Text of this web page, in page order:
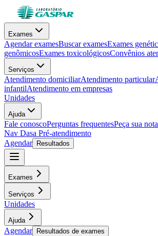
Exames
Agendar examesBuscar examesExames
genômicosExames toxicológicosConvênios
Serviços
Atendimento domiciliarAtendimento particular
infantilAtendimento em empresas
Unidades
Ajuda
Fale conoscoPerguntas frequentesPeça sua
Nav Dasa Pré-atendimento
Agendar
Resultados
Exames
Serviços
Unidades
Ajuda
Agendar Resultados de exames